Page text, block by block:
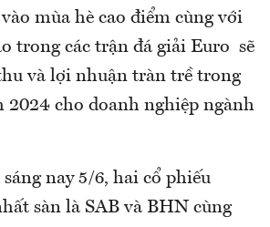
mùa hè cao điểm cùng với
trong các trận đá giải Euro sẽ
và lợi nhuận tràn trề trong
2024 cho doanh nghiệp ngành
nay 5/6, hai cổ phiếu
sàn là SAB và BHN cùng